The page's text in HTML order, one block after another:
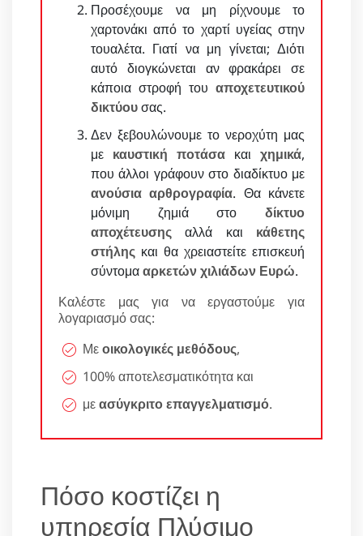
Προσέχουμε να μη ρίχνουμε το
χαρτονάκι από το χαρτί υγείας στην
τουαλέτα. Γιατί να μη γίνεται; Διότι
αυτό διογκώνεται αν φρακάρει σε
κάποια στροφή του αποχετευτικού
δικτύουσας.
Δεν ξεβουλώνουμε το νεροχύτη μας
με καυστική ποτάσα και χημικά,
που άλλοι γράφουν στο διαδίκτυο με
ανούσια αρθρογραφία. Θα κάνετε
μόνιμη ζημιά στο δίκτυο
αποχέτευσης αλλά και κάθετης
στήλης και θα χρειαστείτε επισκευή
σύντομααρκετών χιλιάδων Ευρώ.
Καλέστε μας για να εργαστούμε για
λογαριασμό σας:
Μεοικολογικές μεθόδους,
100% αποτελεσματικότητα και
μεασύγκριτο επαγγελματισμό.
Πόσο κοστίζει η
υπηρεσία Πλύσιμο